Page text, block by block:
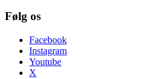
Følg os
Facebook
Instagram
Youtube
X